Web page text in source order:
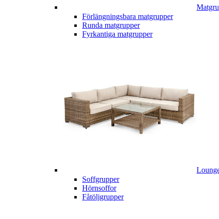
Förlängningsbara matgrupper
Runda matgrupper
Fyrkantiga matgrupper
Soffgrupper
Hörnsoffor
Fåtöljgrupper